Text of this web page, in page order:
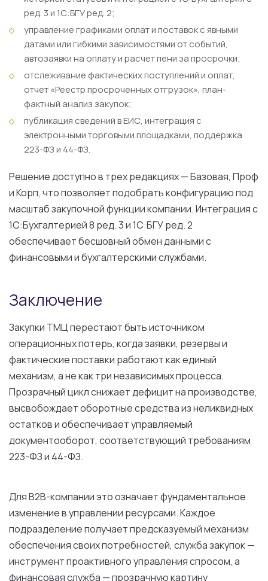
ред. 3 и 1С:БГУ ред. 2;
управление графиками оплат и поставок с явными
датами или гибкими зависимостями от событий,
автозаявки на оплату и расчет пени за просрочки;
отслеживание фактических поступлений и оплат,
отчет «Реестр просроченных отгрузок», план-
фактный анализ закупок;
публикация сведений в ЕИС, интеграция с
электронными торговыми площадками, поддержка
223-ФЗ и 44-ФЗ.
Решение доступно в трех редакциях — Базовая, Проф
и Корп, что позволяет подобрать конфигурацию под
масштаб закупочной функции компании. Интеграция с
1С:Бухгалтерией 8 ред. 3 и 1С:БГУ ред. 2
обеспечивает бесшовный обмен данными с
финансовыми и бухгалтерскими службами.
Заключение
Закупки ТМЦ перестают быть источником
операционных потерь, когда заявки, резервы и
фактические поставки работают как единый
механизм, а не как три независимых процесса.
Прозрачный цикл снижает дефицит на производстве,
высвобождает оборотные средства из неликвидных
остатков и обеспечивает управляемый
документооборот, соответствующий требованиям
223-ФЗ и 44-ФЗ.
Для B2B-компании это означает фундаментальное
изменение в управлении ресурсами. Каждое
подразделение получает предсказуемый механизм
обеспечения своих потребностей, служба закупок —
инструмент проактивного управления спросом, а
финансовая служба — прозрачную картину